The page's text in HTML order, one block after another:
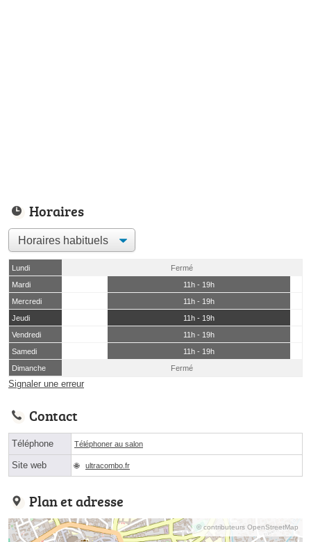
Horaires
Lundi
Fermé
Mardi
11h - 19h
Mercredi
11h - 19h
Jeudi
11h - 19h
Vendredi
11h - 19h
Samedi
11h - 19h
Dimanche
Fermé
Signaler une erreur
Contact
Téléphone Téléphoner au salon
Site web ultracombo.fr
Plan et adresse
© contributeurs OpenStreetMap